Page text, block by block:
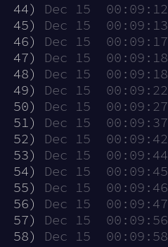
44)
Dec 15  00:09:12
45)
Dec 15  00:09:13
46)
Dec 15  00:09:17
47)
Dec 15  00:09:18
48)
Dec 15  00:09:18
49)
Dec 15  00:09:22
50)
Dec 15  00:09:27
51)
Dec 15  00:09:37
52)
Dec 15  00:09:42
53)
Dec 15  00:09:44
54)
Dec 15  00:09:45
55)
Dec 15  00:09:46
56)
Dec 15  00:09:47
57)
Dec 15  00:09:56
58)
Dec 15  00:09:58